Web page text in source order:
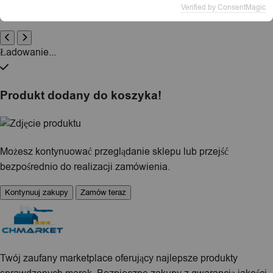
Ładowanie...
Produkt dodany do koszyka!
Możesz kontynuować przeglądanie sklepu lub przejść
bezpośrednio do realizacji zamówienia.
Kontynuuj zakupy Zamów teraz
Twój zaufany marketplace oferujący najlepsze produkty
Verified by ConsentMagic